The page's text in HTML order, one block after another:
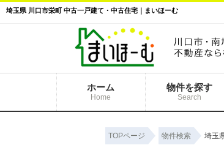
埼玉県 川口市栄町 中古一戸建て・中古住宅｜まいほーむ
ホーム
Home
物件を探す
Search
TOPページ 物件検索 埼玉